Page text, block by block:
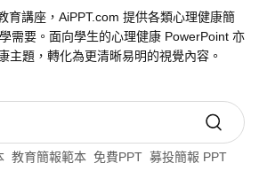
育講座，AiPPT.com 提供各類心理健康簡
需要。面向學生的心理健康 PowerPoint 亦
主題，轉化為更清晰易明的視覺內容。
教育簡報範本 免費PPT 募投簡報 PPT